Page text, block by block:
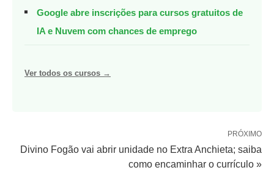
Google abre inscrições para cursos gratuitos de
IA e Nuvem com chances de emprego
Ver todos os cursos →
PRÓXIMO
Divino Fogão vai abrir unidade no Extra Anchieta; saiba
como encaminhar o currículo »